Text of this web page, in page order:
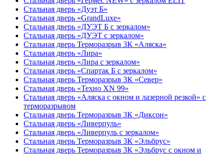
Стальная дверь «Дуэт Б»
Стальная дверь «GrandLuxe»
Стальная дверь «ДУЭТ Б с зеркалом»
Стальная дверь «ДУЭТ с зеркалом»
Стальная дверь Терморазрыв 3К «Аляска»
Стальная дверь «Лира»
Стальная дверь «Лира с зеркалом»
Стальная дверь «Спартак Б с зеркалом»
Стальная дверь Терморазрыв 3К «Север»
Стальная дверь «Техно XN 99»
Стальная дверь «Аляска с окном и лазерной резкой» с
терморазрывом
Стальная дверь Терморазрыв 3К «Диксон»
Стальная дверь «Ливерпуль»
Стальная дверь «Ливерпуль с зеркалом»
Стальная дверь Терморазрыв 3К «Эльбрус»
Стальная дверь Терморазрыв 3К «Эльбрус с окном и